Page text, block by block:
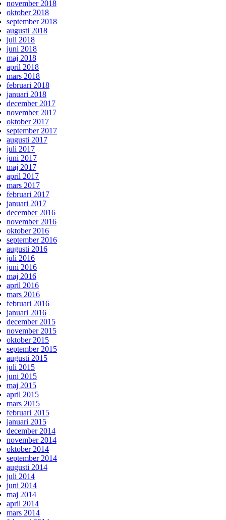
november 2018
oktober 2018
september 2018
augusti 2018
juli 2018
juni 2018
maj 2018
april 2018
mars 2018
februari 2018
januari 2018
december 2017
november 2017
oktober 2017
september 2017
augusti 2017
juli 2017
juni 2017
maj 2017
april 2017
mars 2017
februari 2017
januari 2017
december 2016
november 2016
oktober 2016
september 2016
augusti 2016
juli 2016
juni 2016
maj 2016
april 2016
mars 2016
februari 2016
januari 2016
december 2015
november 2015
oktober 2015
september 2015
augusti 2015
juli 2015
juni 2015
maj 2015
april 2015
mars 2015
februari 2015
januari 2015
december 2014
november 2014
oktober 2014
september 2014
augusti 2014
juli 2014
juni 2014
maj 2014
april 2014
mars 2014